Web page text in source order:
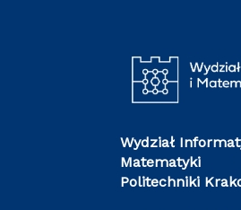
Wydział
Matematyki
Politechniki